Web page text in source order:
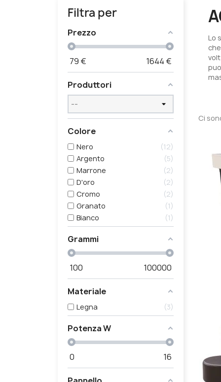
Filtra per
Prezzo
79 € 1644 €
Produttori
Colore
Nero
12
Argento
5
Marrone
2
D'oro
2
Cromo
2
Granato
1
Bianco
1
Grammi
100 100000
Materiale
Legna 3
Potenza W
0 16
Lo
Ci